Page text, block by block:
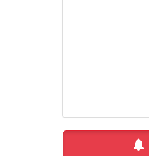
notifications